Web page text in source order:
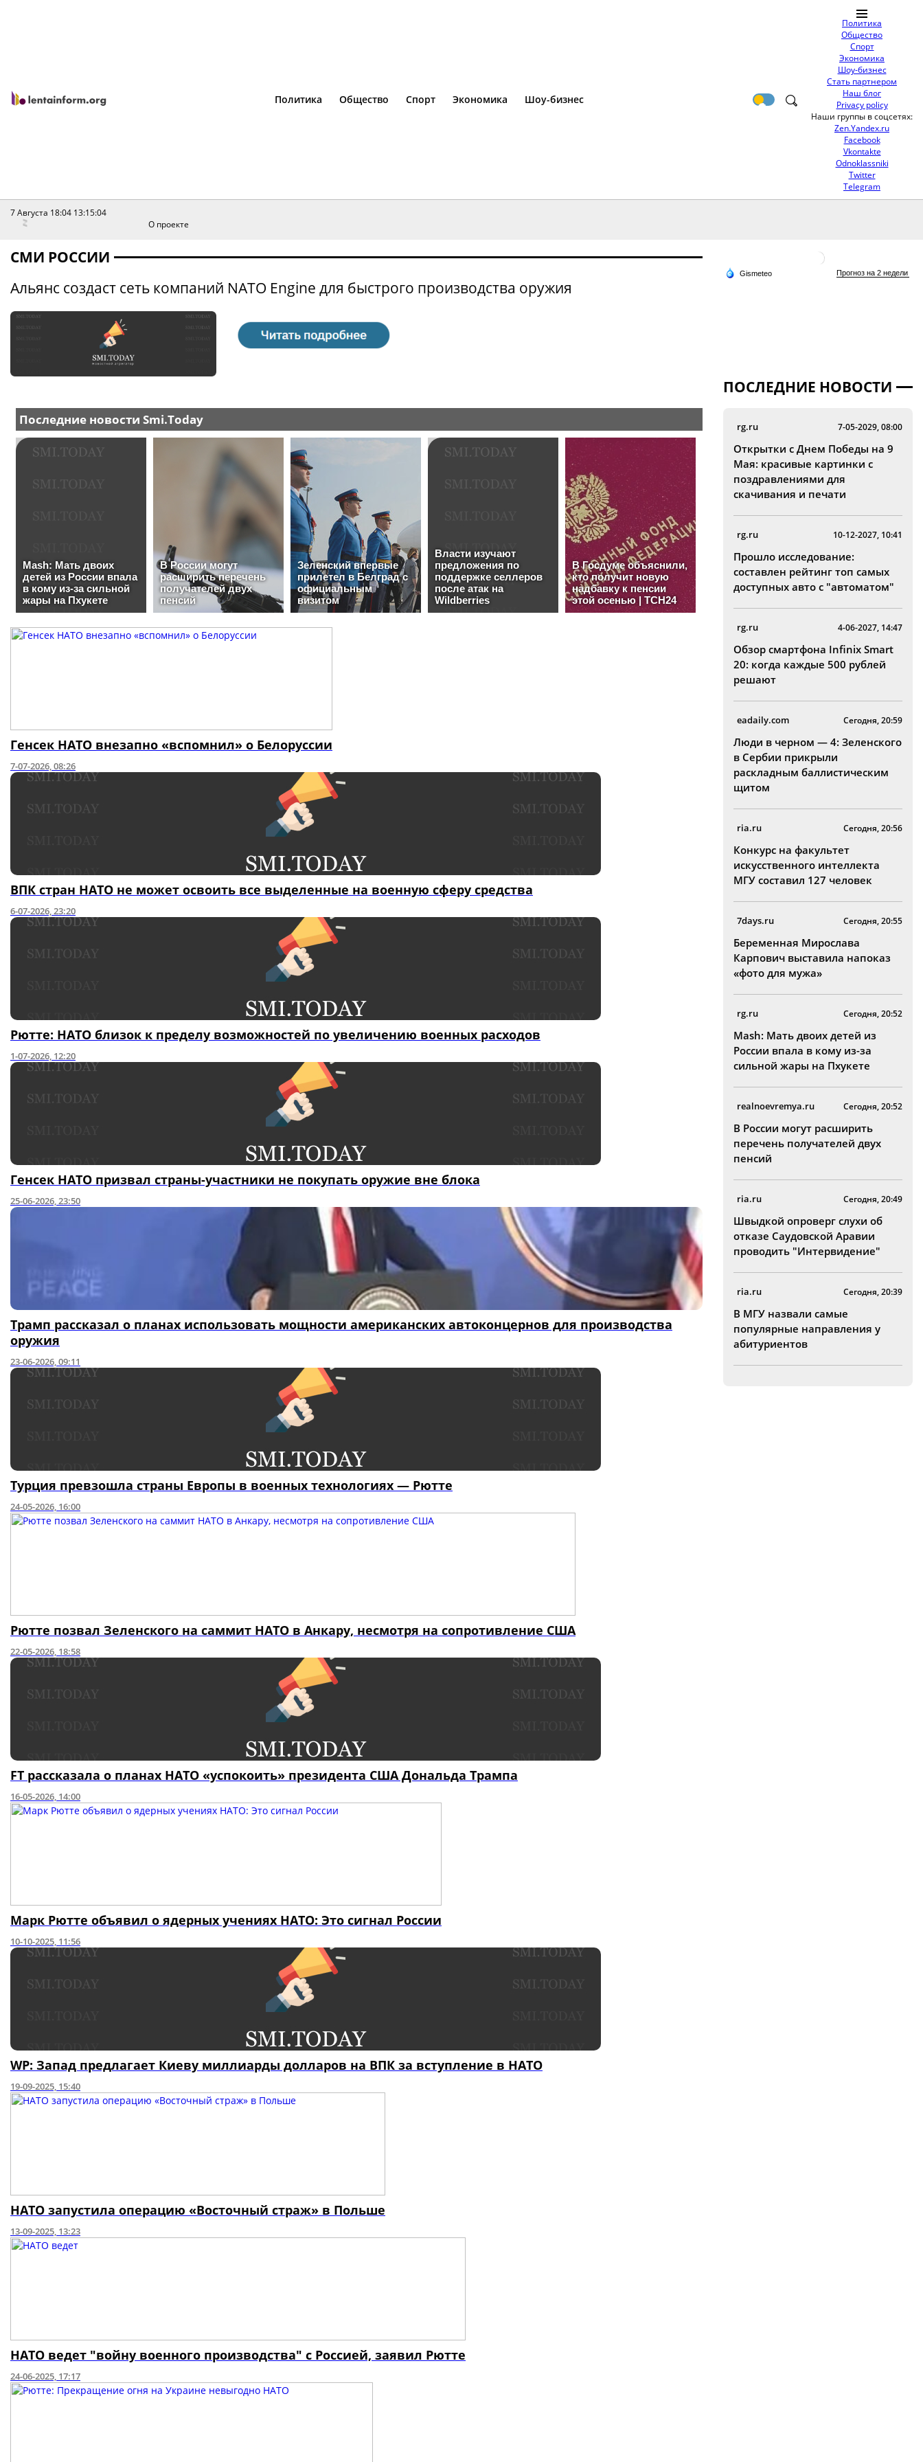
Политика Общество Спорт Экономика Шоу-бизнес
Политика
Общество
Спорт
Экономика
Шоу-бизнес
Стать партнером
Наш блог
Privacy policy
Наши группы в соцсетях:
Zen.Yandex.ru
Facebook
Vkontakte
Odnoklassniki
Twitter
Telegram
7 Августа 18:04 13:15:04
О проекте
СМИ РОССИИ
Альянс создаст сеть компаний NATO Engine для быстрого производства оружия
Генсек НАТО внезапно «вспомнил» о Белоруссии
7-07-2026, 08:26
ВПК стран НАТО не может освоить все выделенные на военную сферу средства
6-07-2026, 23:20
Рютте: НАТО близок к пределу возможностей по увеличению военных расходов
1-07-2026, 12:20
Генсек НАТО призвал страны-участники не покупать оружие вне блока
25-06-2026, 23:50
Трамп рассказал о планах использовать мощности американских автоконцернов для производства
оружия
23-06-2026, 09:11
Турция превзошла страны Европы в военных технологиях — Рютте
24-05-2026, 16:00
Рютте позвал Зеленского на саммит НАТО в Анкару, несмотря на сопротивление США
22-05-2026, 18:58
FT рассказала о планах НАТО «успокоить» президента США Дональда Трампа
16-05-2026, 14:00
Марк Рютте объявил о ядерных учениях НАТО: Это сигнал России
10-10-2025, 11:56
WP: Запад предлагает Киеву миллиарды долларов на ВПК за вступление в НАТО
19-09-2025, 15:40
НАТО запустила операцию «Восточный страж» в Польше
13-09-2025, 13:23
НАТО ведет "войну военного производства" с Россией, заявил Рютте
24-06-2025, 17:17
ПОСЛЕДНИЕ НОВОСТИ
rg.ru 7-05-2029, 08:00
Открытки с Днем Победы на 9
Мая: красивые картинки с
поздравлениями для
скачивания и печати
rg.ru 10-12-2027, 10:41
Прошло исследование:
составлен рейтинг топ самых
доступных авто с "автоматом"
rg.ru 4-06-2027, 14:47
Обзор смартфона Infinix Smart
20: когда каждые 500 рублей
решают
eadaily.com Сегодня, 20:59
Люди в черном — 4: Зеленского
в Сербии прикрыли
раскладным баллистическим
щитом
ria.ru Сегодня, 20:56
Конкурс на факультет
искусственного интеллекта
МГУ составил 127 человек
7days.ru Сегодня, 20:55
Беременная Мирослава
Карпович выставила напоказ
«фото для мужа»
rg.ru Сегодня, 20:52
Mash: Мать двоих детей из
России впала в кому из-за
сильной жары на Пхукете
realnoevremya.ru Сегодня, 20:52
В России могут расширить
перечень получателей двух
пенсий
ria.ru Сегодня, 20:49
Швыдкой опроверг слухи об
отказе Саудовской Аравии
проводить "Интервидение"
ria.ru Сегодня, 20:39
В МГУ назвали самые
популярные направления у
абитуриентов